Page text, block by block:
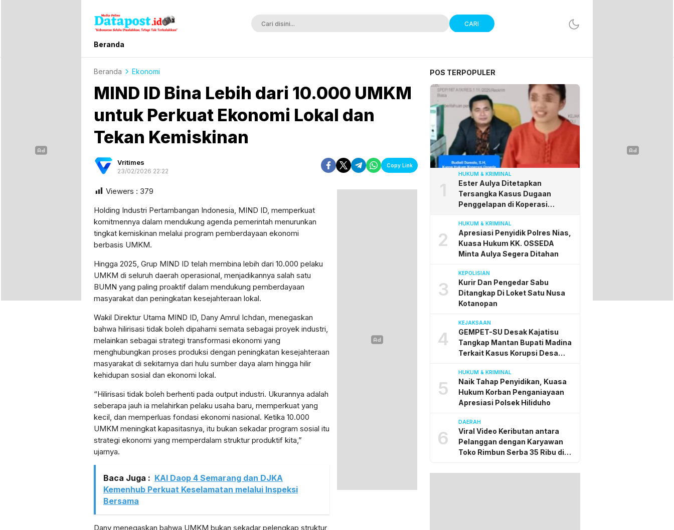
Datapost.id
Kebenaran Selalu Disalahkan, Tetapi Tak Terkalahkan
CARI
Beranda
Beranda Ekonomi
MIND ID Bina Lebih dari 10.000 UMKM
untuk Perkuat Ekonomi Lokal dan
Tekan Kemiskinan
Vritimes
23/02/2026 22:22
Copy Link
Viewers : 379
Holding Industri Pertambangan Indonesia, MIND ID, memperkuat
komitmennya dalam mendukung agenda pemerintah menurunkan
tingkat kemiskinan melalui program pemberdayaan ekonomi
berbasis UMKM.
Hingga 2025, Grup MIND ID telah membina lebih dari 10.000 pelaku
UMKM di seluruh daerah operasional, menjadikannya salah satu
BUMN yang paling proaktif dalam mendukung pemberdayaan
masyarakat dan peningkatan kesejahteraan lokal.
Wakil Direktur Utama MIND ID, Dany Amrul Ichdan, menegaskan
bahwa hilirisasi tidak boleh dipahami semata sebagai proyek industri,
melainkan sebagai strategi transformasi ekonomi yang
menghubungkan proses produksi dengan peningkatan kesejahteraan
masyarakat di sekitarnya dari hulu sumber daya alam hingga hilir
kehidupan sosial dan ekonomi lokal.
“Hilirisasi tidak boleh berhenti pada output industri. Ukurannya adalah
seberapa jauh ia melahirkan pelaku usaha baru, memperkuat yang
kecil, dan memperluas fondasi ekonomi nasional. Ketika 10.000
UMKM meningkat kapasitasnya, itu bukan sekadar program sosial itu
strategi ekonomi yang memperdalam struktur produktif kita,”
ujarnya.
Baca Juga : KAI Daop 4 Semarang dan DJKA
Kemenhub Perkuat Keselamatan melalui Inspeksi
Bersama
Dany menegaskan bahwa UMKM bukan sekadar pelengkap struktur
POS TERPOPULER
1
HUKUM & KRIMINAL
Ester Aulya Ditetapkan
Tersangka Kasus Dugaan
Penggelapan di Koperasi
Penyidik Polres Nias
2
HUKUM & KRIMINAL
Apresiasi Penyidik Polres Nias,
Kuasa Hukum KK. OSSEDA
Minta Aulya Segera Ditahan
3
KEPOLISIAN
Kurir Dan Pengedar Sabu
Ditangkap Di Loket Satu Nusa
Kotanopan
4
KEJAKSAAN
GEMPET-SU Desak Kajatisu
Tangkap Mantan Bupati Madina
Terkait Kasus Korupsi Desa
5
HUKUM & KRIMINAL
Naik Tahap Penyidikan, Kuasa
Hukum Korban Penganiayaan
Apresiasi Polsek Hiliduho
6
DAERAH
Viral Video Keributan antara
Pelanggan dengan Karyawan
Toko Rimbun Serba 35 Ribu di
Secara Kekeluargaan